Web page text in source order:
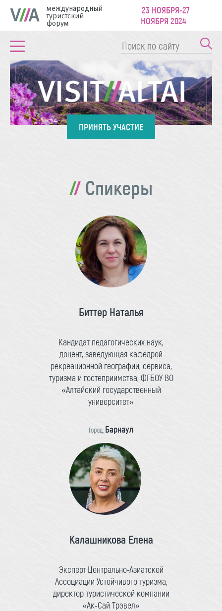
международный
туристский
форум
23 НОЯБРЯ-27
НОЯБРЯ 2024
ПРИНЯТЬ УЧАСТИЕ
Спикеры
Биттер Наталья
Кандидат педагогических наук,
доцент, заведующая кафедрой
рекреационной географии, сервиса,
туризма и гостеприимства, ФГБОУ ВО
«Алтайский государственный
университет»
Город: Барнаул
Калашникова Елена
Эксперт Центрально-Азиатской
Ассоциации Устойчивого туризма,
директор туристической компании
«Ак-Сай Трэвел»